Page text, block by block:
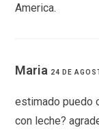
America.
Maria 24 DE
estimado puedo
con leche?